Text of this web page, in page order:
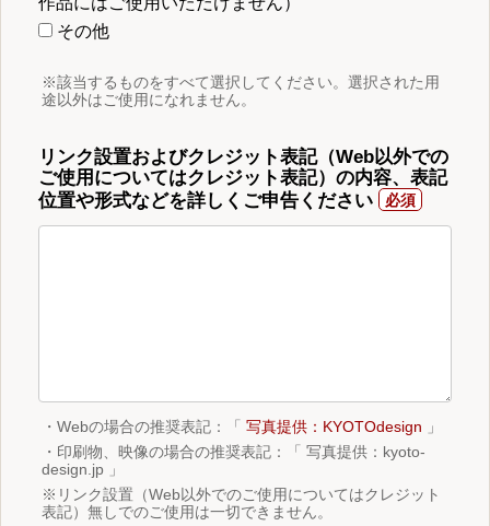
その他
※該当するものをすべて選択してください。選択された用
途以外はご使用になれません。
リンク設置およびクレジット表記（Web以外での
ご使用についてはクレジット表記）の内容、表記
位置や形式などを詳しくご申告ください
・Webの場合の推奨表記：「 写真提供：KYOTOdesign 」
・印刷物、映像の場合の推奨表記：「 写真提供：kyoto-
design.jp 」
※リンク設置（Web以外でのご使用についてはクレジット
表記）無しでのご使用は一切できません。